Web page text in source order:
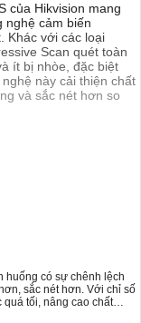
của Hikvision mang
nghệ cảm biến
Khác với các loại
Scan quét toàn
ít bị nhòe, đặc biệt
này cải thiện chất
và sắc nét hơn so
camera quan sát
anh chị em, cô
hiệu nổi tiếng, đảm
huống có sự chênh lệch
sắc nét hơn. Với chỉ số
tối, nâng cao chất